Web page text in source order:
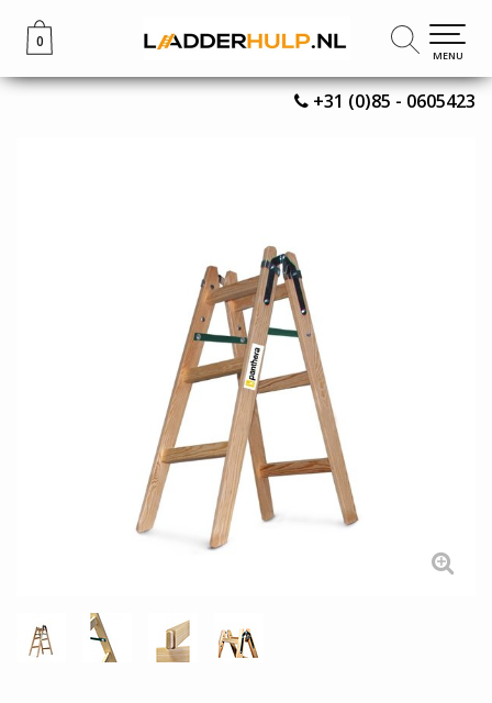
+31 (0)85 - 0605423
0
MENU
0
MENU